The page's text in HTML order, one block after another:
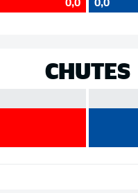
0,0 0,0
CHUTES